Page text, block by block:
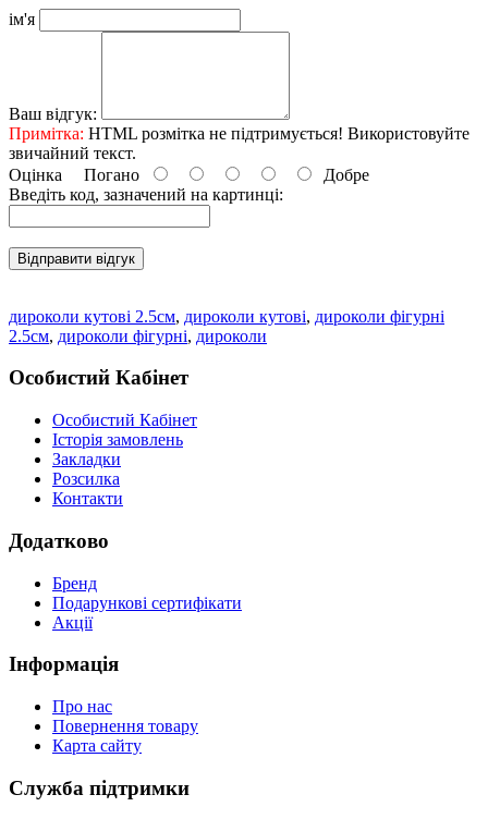
ім'я
Ваш відгук:
Примітка: HTML розмітка не підтримується! Використовуйте
звичайний текст.
Оцінка Погано
Добре
Введіть код, зазначений на картинці:
Відправити відгук
дироколи кутові 2.5см, дироколи кутові, дироколи фігурні
2.5см, дироколи фігурні, дироколи
Особистий Кабінет
Особистий Кабінет
Історія замовлень
Закладки
Розсилка
Контакти
Додатково
Бренд
Подарункові сертифікати
Акції
Інформація
Про нас
Повернення товару
Карта сайту
Служба підтримки